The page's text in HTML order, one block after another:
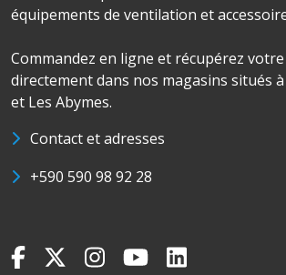
équipements de ventilation et
Commandez en ligne et récupérez
directement dans nos magasins situés
et Les Abymes.
Contact et adresses
+590 590 98 92 28